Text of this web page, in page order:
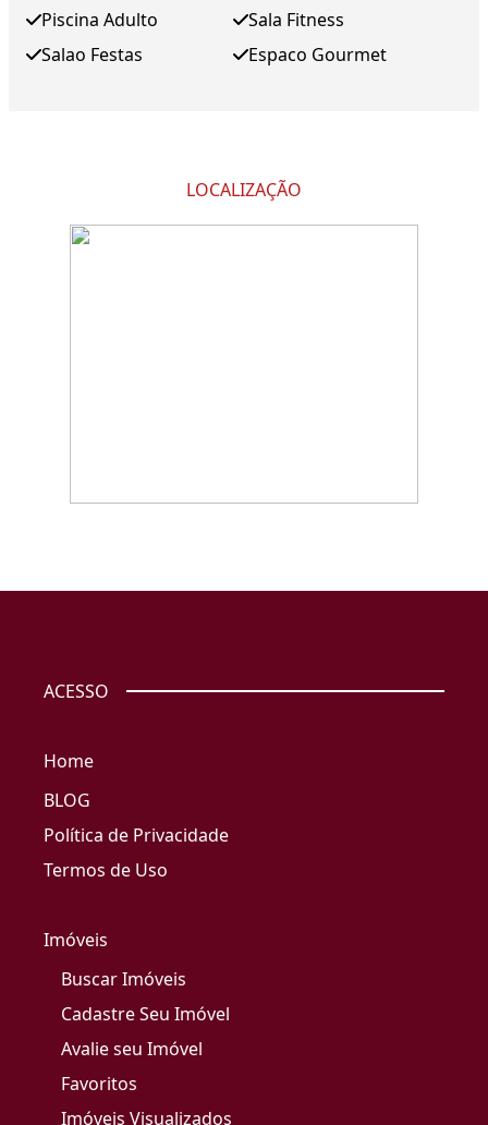
Piscina Adulto
Salao Festas
Sala Fitness
Espaco Gourmet
LOCALIZAÇÃO
ACESSO
Home
BLOG
Política de Privacidade
Termos de Uso
Imóveis
Buscar Imóveis
Cadastre Seu Imóvel
Avalie seu Imóvel
Favoritos
Imóveis Visualizados